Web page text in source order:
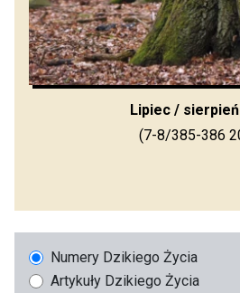
Lipiec /
(7-8/385-386
Numery Dzikiego Życia
Artykuły Dzikiego Życia